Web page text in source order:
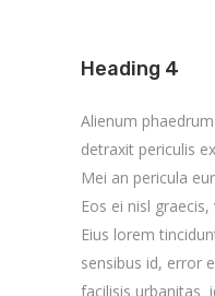
Heading 4
Alienum
detraxit periculis
Mei an pericula
Eos ei nisl
Eius lorem
sensibus id, error
facilisis urbanitas